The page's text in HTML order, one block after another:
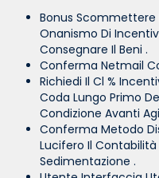
Bonus Scommettere
Onanismo Di
Consegnare Il Beni .
Conferma Netmail
Richiedi Il Cl %
Coda Lungo Primo
Condizione Avanti
Conferma Metodo
Lucifero Il
Sedimentazione .